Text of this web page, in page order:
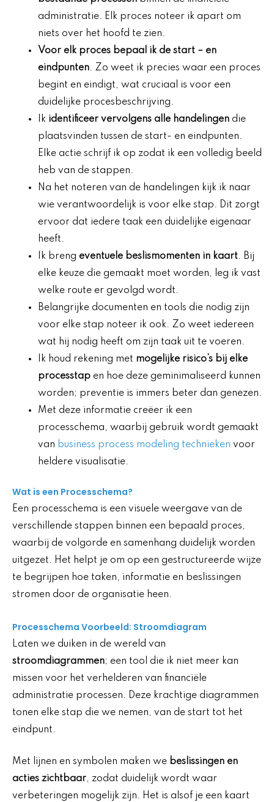
administratie. Elk proces noteer ik apart om
niets over het hoofd te zien.
Voor elk proces bepaal ik de start – en
eindpunten. Zo weet ik precies waar een proces
begint en eindigt, wat cruciaal is voor een
duidelijke procesbeschrijving.
Ik identificeer vervolgens alle handelingen die
plaatsvinden tussen de start- en eindpunten.
Elke actie schrijf ik op zodat ik een volledig beeld
heb van de stappen.
Na het noteren van de handelingen kijk ik naar
wie verantwoordelijk is voor elke stap. Dit zorgt
ervoor dat iedere taak een duidelijke eigenaar
heeft.
Ik breng eventuele beslismomenten in kaart. Bij
elke keuze die gemaakt moet worden, leg ik vast
welke route er gevolgd wordt.
Belangrijke documenten en tools die nodig zijn
voor elke stap noteer ik ook. Zo weet iedereen
wat hij nodig heeft om zijn taak uit te voeren.
Ik houd rekening met mogelijke risico’s bij elke
processtap en hoe deze geminimaliseerd kunnen
worden; preventie is immers beter dan genezen.
Met deze informatie creëer ik een
processchema, waarbij gebruik wordt gemaakt
van business process modeling technieken voor
heldere visualisatie.
Wat is een Processchema?
Een processchema is een visuele weergave van de
verschillende stappen binnen een bepaald proces,
waarbij de volgorde en samenhang duidelijk worden
uitgezet. Het helpt je om op een gestructureerde wijze
te begrijpen hoe taken, informatie en beslissingen
stromen door de organisatie heen.
Processchema Voorbeeld: Stroomdiagram
Laten we duiken in de wereld van
stroomdiagrammen; een tool die ik niet meer kan
missen voor het verhelderen van financiële
administratie processen. Deze krachtige diagrammen
tonen elke stap die we nemen, van de start tot het
eindpunt.
Met lijnen en symbolen maken we beslissingen en
acties zichtbaar, zodat duidelijk wordt waar
verbeteringen mogelijk zijn. Het is alsof je een kaart